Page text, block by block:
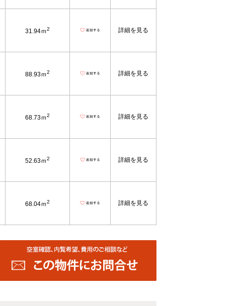
31.94ｍ2 詳細を見る
88.93ｍ2 詳細を見る
68.73ｍ2 詳細を見る
52.63ｍ2 詳細を見る
68.04ｍ2 詳細を見る